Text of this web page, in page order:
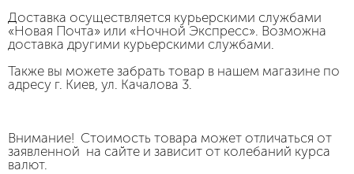
Доставка осуществляется курьерскими службами
«Новая Почта» или «Ночной Экспресс». Возможна
доставка другими курьерскими службами.
Также вы можете забрать товар в нашем магазине по
адресу г. Киев, ул. Качалова 3.
Внимание! Стоимость товара может отличаться от
заявленной на сайте и зависит от колебаний курса
валют.